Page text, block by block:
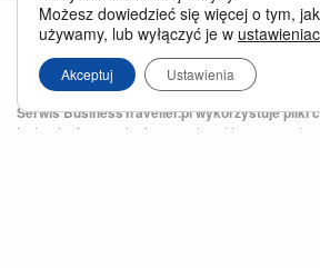
Serwis BusinessTraveller.pl wykorzystuje pliki
technologie o analogicznym charakterze, przede
Możesz dowiedzieć się więcej o tym,
używamy, lub wyłączyć je w
Akceptuj Ustawienia